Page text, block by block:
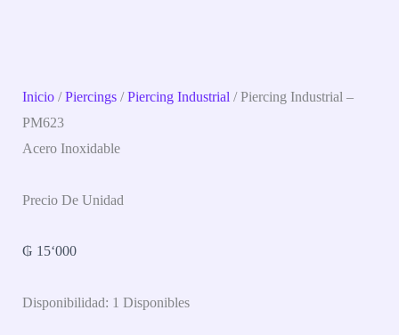
Inicio /Piercings /Piercing Industrial / Piercing Industrial –
PM623
Acero Inoxidable
Precio De Unidad
₲ 15‘000
Disponibilidad: 1 Disponibles